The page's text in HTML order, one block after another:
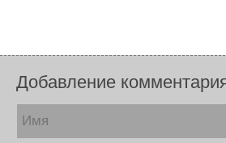
Добавление